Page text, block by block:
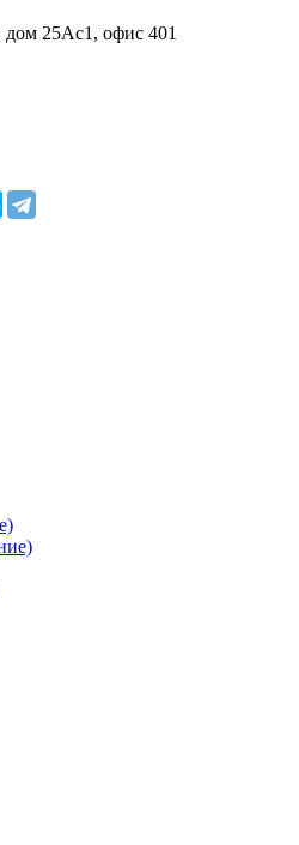
25Аc1, офис 401